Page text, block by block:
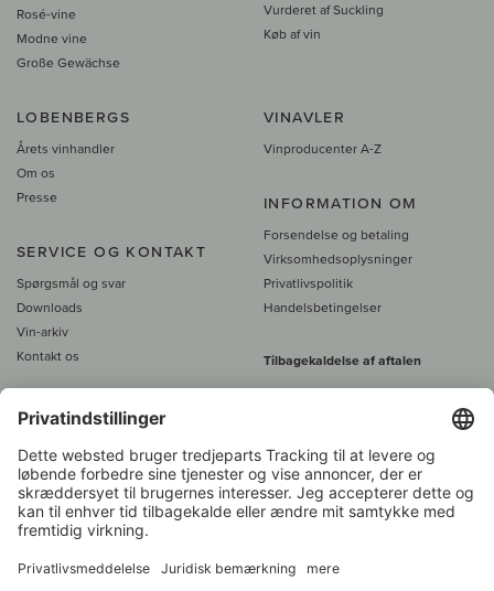
Rosé-vine
Modne vine
Große Gewächse
Vurderet af Suckling
Køb af vin
LOBENBERGS
Årets vinhandler
Om os
Presse
SERVICE OG KONTAKT
Spørgsmål og svar
Downloads
Vin-arkiv
Kontakt os
VINAVLER
Vinproducenter A-Z
INFORMATION OM
Forsendelse og betaling
Virksomhedsoplysninger
Privatlivspolitik
Handelsbetingelser
Tilbagekaldelse af aftalen
Alle priser er inkl. moms, plus 39
450 DKK gratis fragt
Kundeservice: